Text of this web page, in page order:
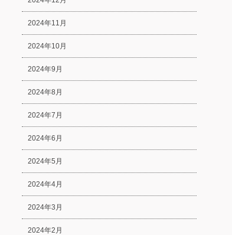
2024年11月
2024年10月
2024年9月
2024年8月
2024年7月
2024年6月
2024年5月
2024年4月
2024年3月
2024年2月